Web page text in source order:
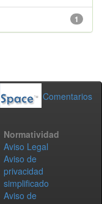
1
Comentarios
Normatividad
Aviso Legal
Aviso de
privacidad
simplificado
Aviso de